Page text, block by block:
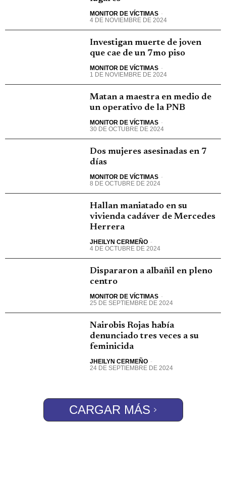
MONITOR DE VÍCTIMAS -
4 DE NOVIEMBRE DE 2024
Investigan muerte de joven
que cae de un 7mo piso
MONITOR DE VÍCTIMAS -
1 DE NOVIEMBRE DE 2024
Matan a maestra en medio de
un operativo de la PNB
MONITOR DE VÍCTIMAS -
30 DE OCTUBRE DE 2024
Dos mujeres asesinadas en 7
días
MONITOR DE VÍCTIMAS -
8 DE OCTUBRE DE 2024
Hallan maniatado en su
vivienda cadáver de Mercedes
Herrera
JHEILYN CERMEÑO -
4 DE OCTUBRE DE 2024
Dispararon a albañil en pleno
centro
MONITOR DE VÍCTIMAS -
25 DE SEPTIEMBRE DE 2024
Nairobis Rojas había
denunciado tres veces a su
feminicida
JHEILYN CERMEÑO -
24 DE SEPTIEMBRE DE 2024
CARGAR MÁS